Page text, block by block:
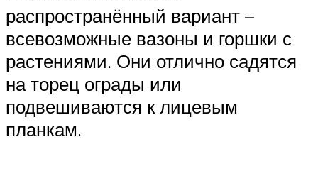
распространённый вариант –
всевозможные вазоны и горшки с
растениями. Они отлично садятся
на торец ограды или
подвешиваются к лицевым
планкам.